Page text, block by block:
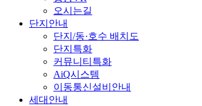
오시는길
단지안내
단지/동·호수 배치도
단지특화
커뮤니티특화
AiQ시스템
이동통신설비안내
세대안내